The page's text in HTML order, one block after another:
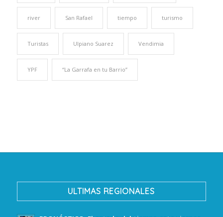
river San Rafael tiempo turismo
Turistas Ulpiano Suarez Vendimia
YPF “La Garrafa en tu Barrio”
ULTIMAS REGIONALES